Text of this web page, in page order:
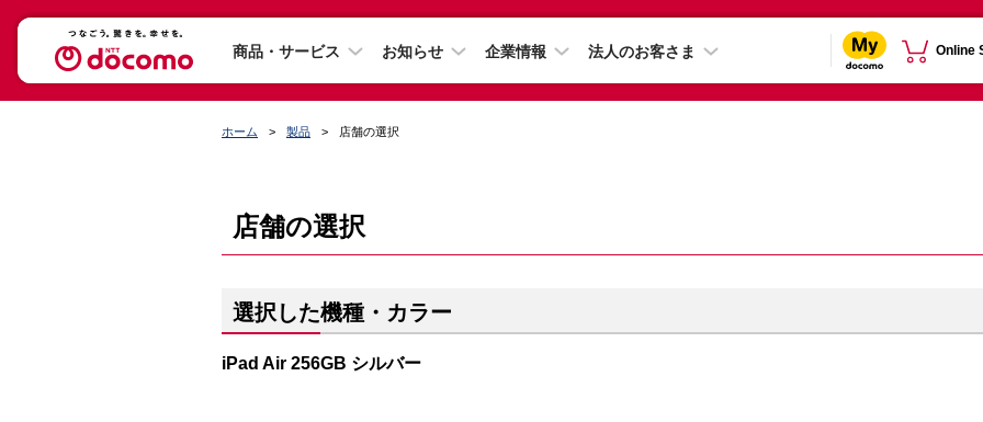
商品・サービス お知らせ 企業情報 法人のお客さま Online
ホーム 製品 店舗の選択
店舗の選択
選択した機種・カラー
iPad Air 256GB シルバー